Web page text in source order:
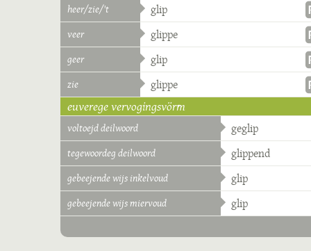
heer/zie/'t glip
veer glippe
geer glip
zie glippe
euverege vervogingsvörm
voltoejd deilwoord geglip
tegewoordeg deilwoord glippend
gebeejende wijs inkelvoud glip
gebeejende wijs miervoud glip